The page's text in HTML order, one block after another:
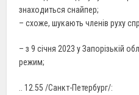
знаходиться снайпер;
– схоже, шукають членів руху
– з 9 січня 2023 у Запорізькій
режим;
.. 12.55 /Санкт-Петербург/: